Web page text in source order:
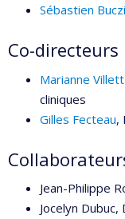
Sébastien
Co-directeurs
Marianne
cliniques
Gilles Fecteau,
Jean-Philippe
Jocelyn